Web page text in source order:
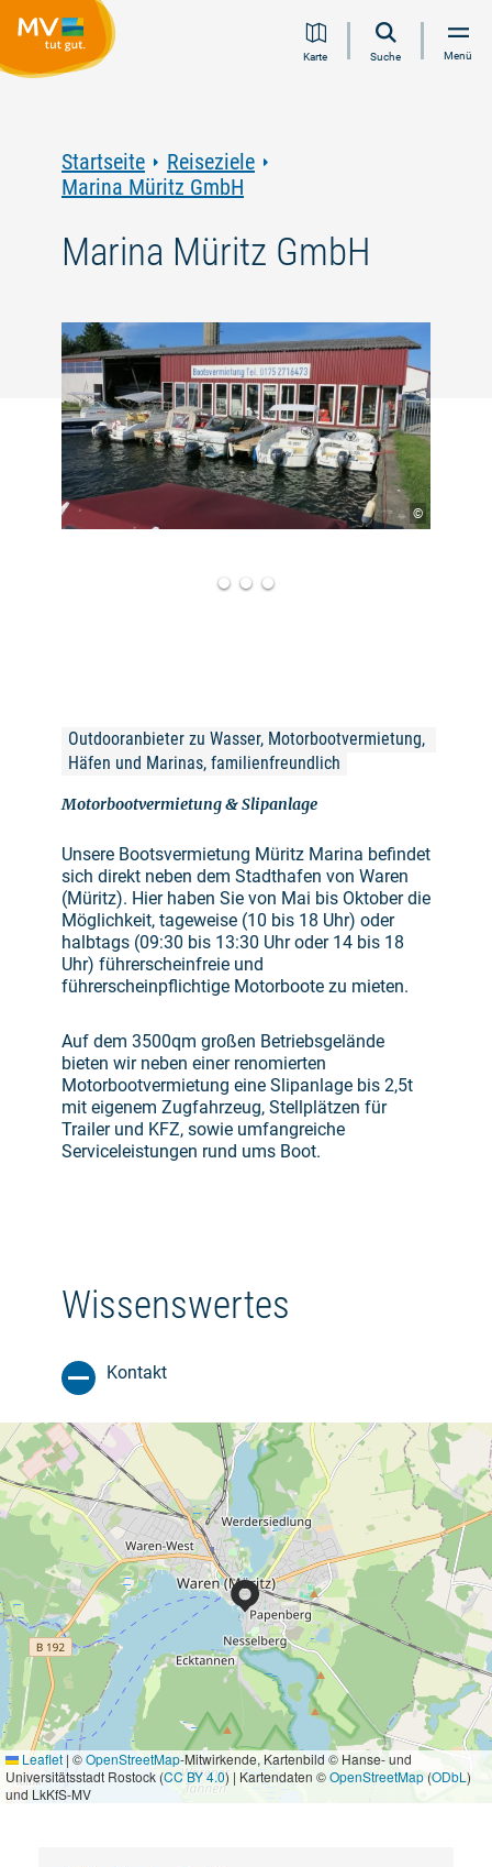
Inhalt
Navigation
Volltextsuche
FooterKarte Suche Menü
Startseite
Reiseziele
Marina Müritz GmbH
Marina Müritz GmbH
©
Outdooranbieter zu Wasser, Motorbootvermietung,
Häfen und Marinas, familienfreundlich
Motorbootvermietung & Slipanlage
Unsere Bootsvermietung Müritz Marina befindet
sich direkt neben dem Stadthafen von Waren
(Müritz). Hier haben Sie von Mai bis Oktober die
Möglichkeit, tageweise (10 bis 18 Uhr) oder
halbtags (09:30 bis 13:30 Uhr oder 14 bis 18
Uhr) führerscheinfreie und
führerscheinpflichtige Motorboote zu mieten.
Auf dem 3500qm großen Betriebsgelände
bieten wir neben einer renomierten
Motorbootvermietung eine Slipanlage bis 2,5t
mit eigenem Zugfahrzeug, Stellplätzen für
Trailer und KFZ, sowie umfangreiche
Serviceleistungen rund ums Boot.
Wissenswertes
Kontakt
Leaflet | ©OpenStreetMap-Mitwirkende, Kartenbild © Hanse- und
Universitätsstadt Rostock (CC BY 4.0) | Kartendaten ©OpenStreetMap(ODbL )
und LkKfS-MV